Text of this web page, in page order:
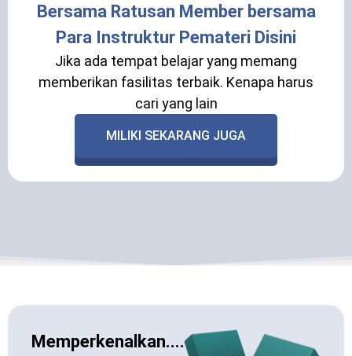
Bersama Ratusan Member bersama
Para Instruktur Pemateri Disini
Jika ada tempat belajar yang memang
memberikan fasilitas terbaik. Kenapa harus
cari yang lain
MILIKI SEKARANG JUGA
Memperkenalkan....